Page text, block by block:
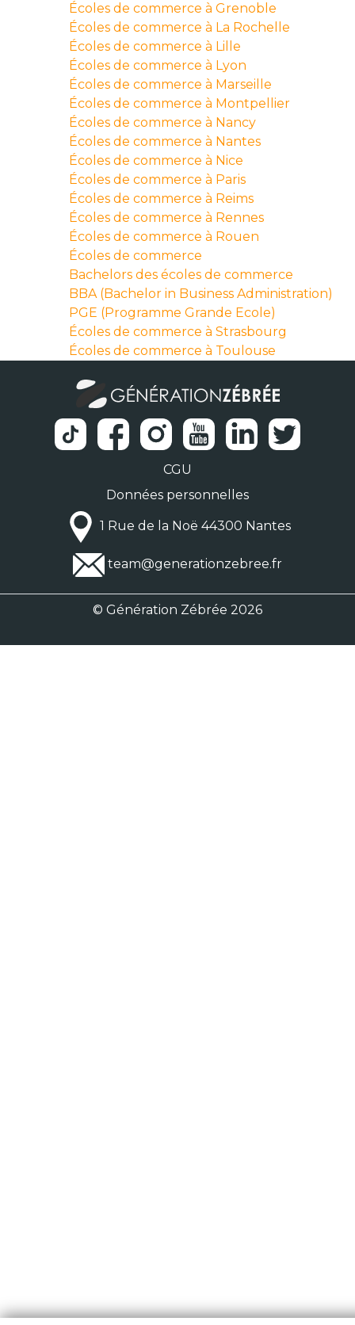
Écoles de commerce à Grenoble
Écoles de commerce à La Rochelle
Écoles de commerce à Lille
Écoles de commerce à Lyon
Écoles de commerce à Marseille
Écoles de commerce à Montpellier
Écoles de commerce à Nancy
Écoles de commerce à Nantes
Écoles de commerce à Nice
Écoles de commerce à Paris
Écoles de commerce à Reims
Écoles de commerce à Rennes
Écoles de commerce à Rouen
Écoles de commerce
Bachelors des écoles de commerce
BBA (Bachelor in Business Administration)
PGE (Programme Grande Ecole)
Écoles de commerce à Strasbourg
Écoles de commerce à Toulouse
CGU
Données personnelles
1 Rue de la Noë 44300 Nantes
team@generationzebree.fr
© Génération Zébrée 2026